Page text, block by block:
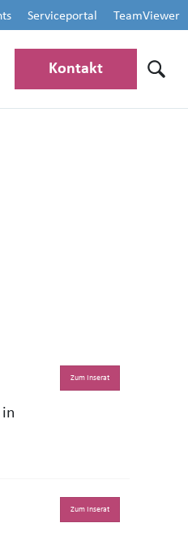
Serviceportal TeamViewer
Kontakt
Zum Inserat
Zum Inserat